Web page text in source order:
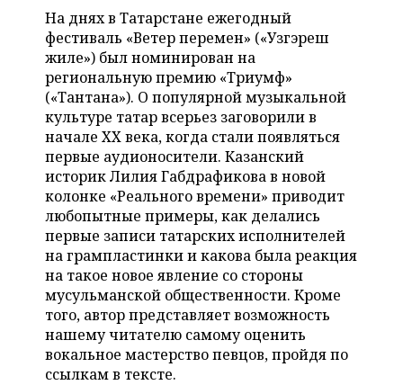
ТОРГОВЫЕ ЦЕНТРЫ
ТАТАРСТАНА
ИНВЕСТИЦИИ
МАШИНОСТРОЕНИЕ
НЕФТЕХИМИЯ
НЕФТЬ
ОПК
ЭНЕРГЕТИКА
НОВОСТИ БИЗНЕСА
РОЗНИЧНАЯ ТОРГОВЛЯ
ТРАНСПОРТ
УСЛУГИ
ТЕХНОЛОГИИ
НОВОСТИ ТЕХНОЛОГИЙ
МЕДИА
ТЕЛЕКОММУНИКАЦИИ
МЕРОПРИЯТИЯ
НОВОСТИ МЕРОПРИЯТИЙ
ВЫЕЗДНАЯ РЕДАКЦИЯ
БИЗНЕС-БРАНЧИ
ONLINE-КОНФЕРЕНЦИИ
ОТКРЫТАЯ ЛЕКЦИЯ
СПОРТ
НОВОСТИ СПОРТА
ФУТБОЛ
ХОККЕЙ
БАСКЕТБОЛ
ВОЛЕЙБОЛ
КИБЕРСПОРТ
ОБЩЕСТВО
НОВОСТИ ОБЩЕСТВА
ВЛАСТЬ
ИНФРАСТРУКТУРА
ИСТОРИЯ
КУЛЬТУРА
ФОТОГАЛЕРЕЯ
СЮЖЕТЫ
СПИСОК ПЕРСОН
СПИСОК КОМПАНИЙ
ПОЛНАЯ ВЕРСИЯ
На днях в Татарстане ежегодный
фестиваль «Ветер перемен» («Узгэреш
жиле») был номинирован на
региональную премию «Триумф»
(«Тантана»). О популярной музыкальной
культуре татар всерьез заговорили в
начале XX века, когда стали появляться
первые аудионосители. Казанский
историк Лилия Габдрафикова в новой
колонке «Реального времени» приводит
любопытные примеры, как делались
первые записи татарских исполнителей
на грампластинки и какова была реакция
на такое новое явление со стороны
мусульманской общественности. Кроме
того, автор представляет возможность
нашему читателю самому оценить
вокальное мастерство певцов, пройдя по
ссылкам в тексте.